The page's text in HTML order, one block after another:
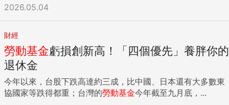
2026.05.04
財經
勞動基金虧損創新高！「四個優先」養胖你的
退休金
今年以來，台股下跌高達約三成，比中國、日本還有大多數東
協國家等跌得都重；台灣的勞動基金今年截至九月底，...